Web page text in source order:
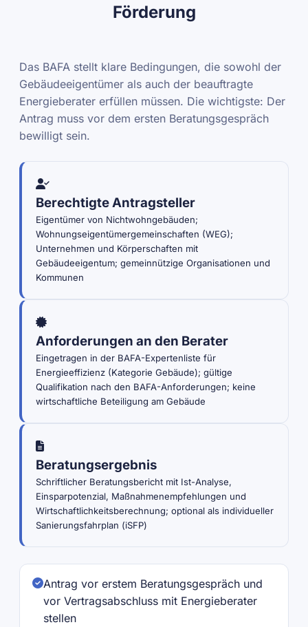
Förderung
Das BAFA stellt klare Bedingungen, die sowohl der
Gebäudeeigentümer als auch der beauftragte
Energieberater erfüllen müssen. Die wichtigste: Der
Antrag muss vor dem ersten Beratungsgespräch
bewilligt sein.
Berechtigte Antragsteller
Eigentümer von Nichtwohngebäuden;
Wohnungseigentümergemeinschaften (WEG);
Unternehmen und Körperschaften mit
Gebäudeeigentum; gemeinnützige Organisationen und
Kommunen
Anforderungen an den Berater
Eingetragen in der BAFA-Expertenliste für
Energieeffizienz (Kategorie Gebäude); gültige
Qualifikation nach den BAFA-Anforderungen; keine
wirtschaftliche Beteiligung am Gebäude
Beratungsergebnis
Schriftlicher Beratungsbericht mit Ist-Analyse,
Einsparpotenzial, Maßnahmenempfehlungen und
Wirtschaftlichkeitsberechnung; optional als individueller
Sanierungsfahrplan (iSFP)
Antrag vor erstem Beratungsgespräch und
vor Vertragsabschluss mit Energieberater
stellen